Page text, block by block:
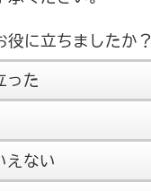
役に立ちましたか？
った
えない